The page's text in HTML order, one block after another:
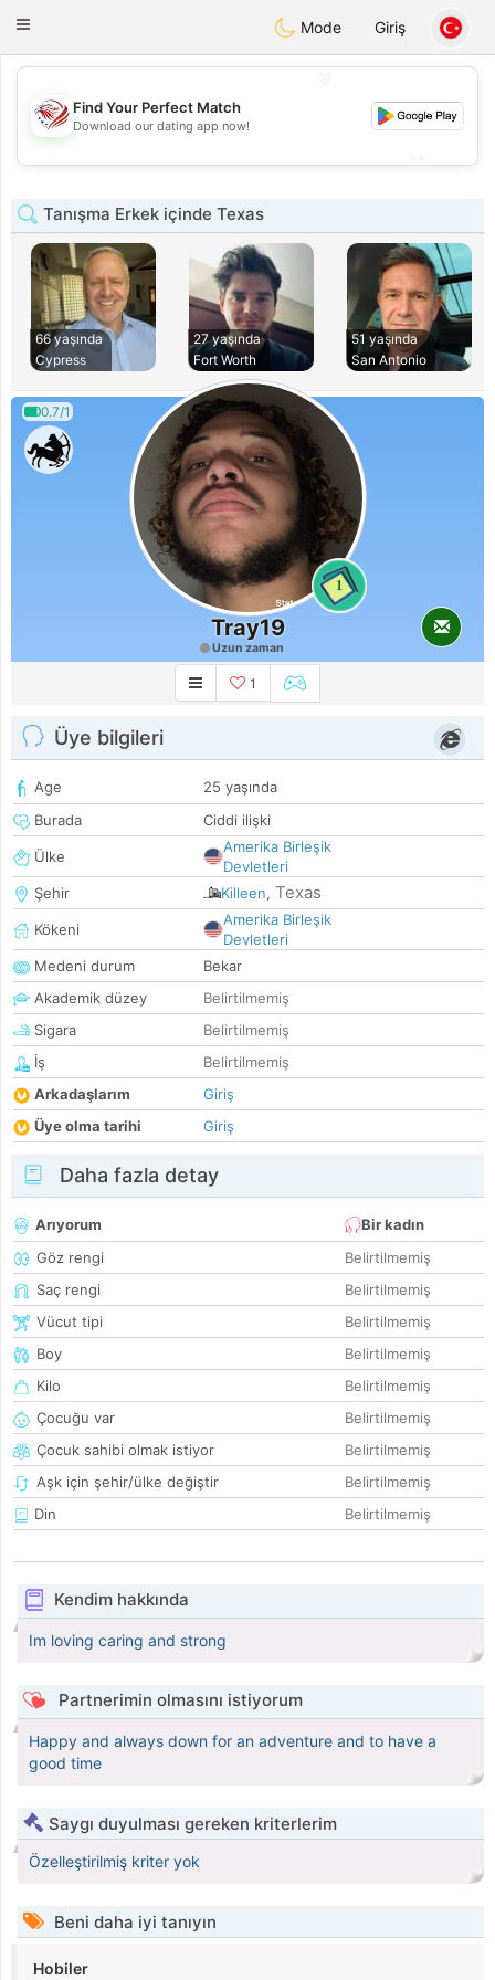
Dating
Toggle
Mode Giriş
💕
Find Your Perfect Match
Download our dating app now!
Tanışma Erkek içinde Texas
66 yaşında
Cypress
27 yaşında
Fort Worth
51 yaşında
San Antonio
0.7/1
1
Tray19
Uzun zaman
1
Üye bilgileri
Age
25 yaşında
Burada
Ciddi ilişki
Ülke
Amerika Birleşik
Devletleri
Şehir
Killeen, Texas
Kökeni
Amerika Birleşik
Devletleri
Medeni durum
Bekar
Akademik düzey
Belirtilmemiş
Sigara
Belirtilmemiş
İş
Belirtilmemiş
Arkadaşlarım
Giriş
Üye olma tarihi
Giriş
Daha fazla detay
Arıyorum
Bir kadın
Göz rengi
Belirtilmemiş
Saç rengi
Belirtilmemiş
Vücut tipi
Belirtilmemiş
Boy
Belirtilmemiş
Kilo
Belirtilmemiş
Çocuğu var
Belirtilmemiş
Çocuk sahibi olmak istiyor
Belirtilmemiş
Aşk için şehir/ülke değiştir
Belirtilmemiş
Din
Belirtilmemiş
Kendim hakkında
Im loving caring and strong
Partnerimin olmasını istiyorum
Happy and always down for an adventure and to have a
good time
Saygı duyulması gereken kriterlerim
Özelleştirilmiş kriter yok
Beni daha iyi tanıyın
Hobiler